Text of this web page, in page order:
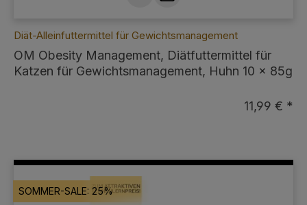
Diät-Alleinfuttermittel für Gewichtsmanagement
OM Obesity Management, Diätfuttermittel für
Katzen für Gewichtsmanagement, Huhn 10 x 85g
11,99 € *
SOMMER-SALE: 25%